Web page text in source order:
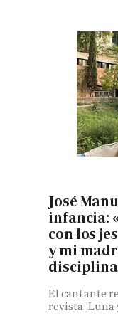
José
infancia:
con los
y mi
El cantante
revista 'Luna